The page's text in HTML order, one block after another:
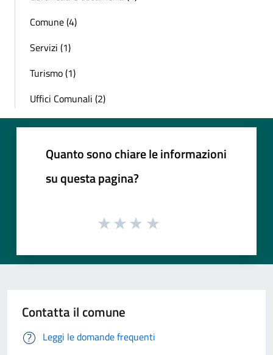
Comune (4)
Servizi (1)
Turismo (1)
Uffici Comunali (2)
Quanto sono chiare le informazioni
su questa pagina?
Contatta il comune
Leggi le domande frequenti